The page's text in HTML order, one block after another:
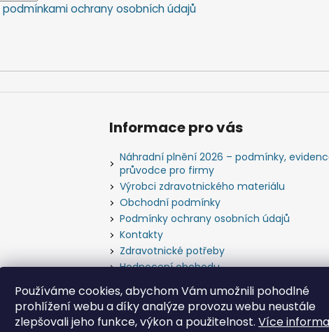
Používáme cookies, abychom Vám umožnili pohodlné
prohlížení webu a díky analýze provozu webu neustále
zlepšovali jeho funkce, výkon a použitelnost. Více
podmínkami ochrany osobních údajů
Informace pro vás
Náhradní plnění 2026 – podmínky,
průvodce pro firmy
Výrobci zdravotnického materiálu
Obchodní podmínky
Podmínky ochrany osobních údajů
Kontakty
Zdravotnické potřeby
Hodnocení obchodu
Slovník pojmů